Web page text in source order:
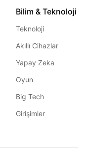
Bilim & Teknoloji
Teknoloji
Akıllı Cihazlar
Yapay Zeka
Oyun
Big Tech
Girişimler